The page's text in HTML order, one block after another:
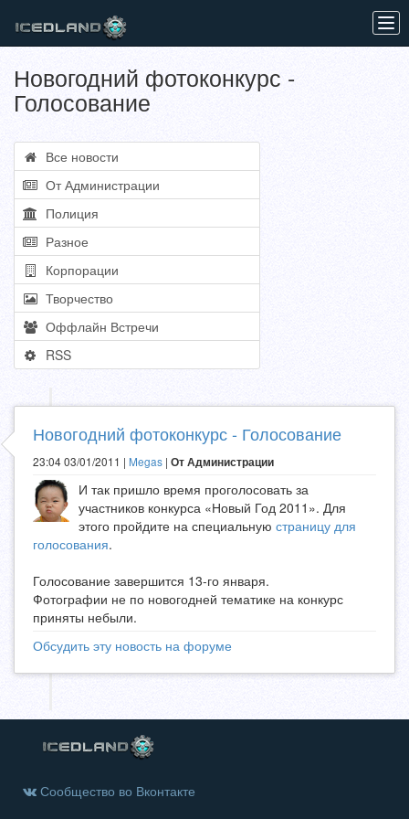
Новогодний фотоконкурс -
Голосование
Все новости
От Администрации
Полиция
Разное
Корпорации
Творчество
Оффлайн Встречи
RSS
Новогодний фотоконкурс - Голосование
23:04 03/01/2011 | Megas | От Администрации
И так пришло время проголосовать за
участников конкурса «Новый Год 2011». Для
этого пройдите на специальную страницу для
голосования.
Голосование завершится 13-го января.
Фотографии не по новогодней тематике на конкурс
приняты небыли.
Обсудить эту новость на форуме
Сообщество во Вконтакте